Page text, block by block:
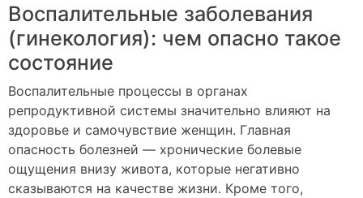
Воспалительные заболевания
(гинекология): чем опасно такое
состояние
Воспалительные процессы в органах
репродуктивной системы значительно влияют на
здоровье и самочувствие женщин. Главная
опасность болезней — хронические болевые
ощущения внизу живота, которые негативно
сказываются на качестве жизни. Кроме того,